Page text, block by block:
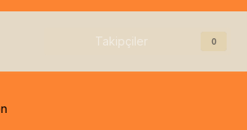
Takipçiler 0